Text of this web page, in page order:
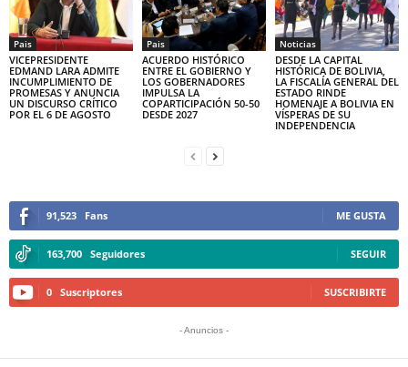
Pais
VICEPRESIDENTE
EDMAND LARA ADMITE
INCUMPLIMIENTO DE
PROMESAS Y ANUNCIA
UN DISCURSO CRÍTICO
POR EL 6 DE AGOSTO
Pais
ACUERDO HISTÓRICO
ENTRE EL GOBIERNO Y
LOS GOBERNADORES
IMPULSA LA
COPARTICIPACIÓN 50-50
DESDE 2027
Noticias
DESDE LA CAPITAL
HISTÓRICA DE BOLIVIA,
LA FISCALÍA GENERAL DEL
ESTADO RINDE
HOMENAJE A BOLIVIA EN
VÍSPERAS DE SU
INDEPENDENCIA
91,523 Fans ME GUSTA
163,700 Seguidores SEGUIR
0 Suscriptores SUSCRIBIRTE
- Anuncios -